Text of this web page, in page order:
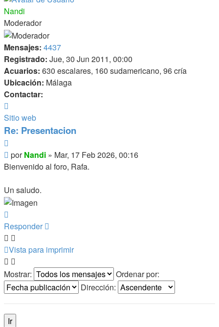
Nandi
Moderador
Mensajes: 4437
Registrado: Jue, 30 Jun 2011, 00:00
Acuarios: 630 escalares, 160 sudamericano, 96 cría
Ubicación: Málaga
Contactar:
Nandi
Sitio web
Re: Presentacion
Mensaje
porNandi » Mar, 17 Feb 2026, 00:16
Bienvenido al foro, Rafa.
Un saludo.
Responder
Vista para imprimir
Mostrar:
Ordenar por:
Dirección: